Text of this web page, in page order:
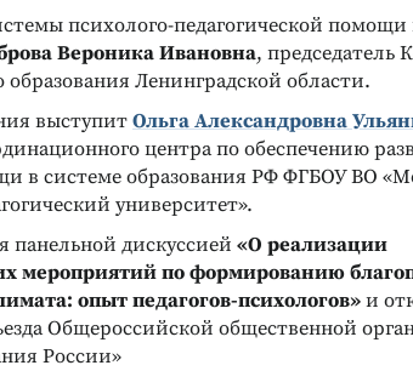
психолого-педагогической помощи
Вероника Ивановна, председатель
Ленинградской области.
выступитОльга Александровна
центра по обеспечению
в системе образования РФ ФГБОУ ВО
университет».
панельной дискуссией «О реализации
мероприятий по формированию
опыт педагогов-психологов»и
Общероссийской общественной
России»